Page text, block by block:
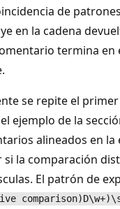
de
en la cadena
termina en
se repite el
ejemplo de la
alineados en la
la comparación
El patrón de